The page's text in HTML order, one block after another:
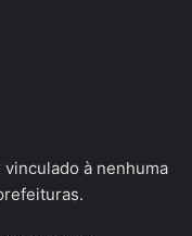
vinculado à nenhuma